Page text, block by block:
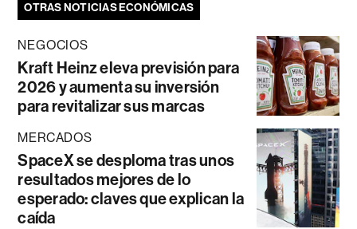
OTRAS NOTICIAS ECONÓMICAS
NEGOCIOS
Kraft Heinz eleva previsión para
2026 y aumenta su inversión
para revitalizar sus marcas
MERCADOS
SpaceX se desploma tras unos
resultados mejores de lo
esperado: claves que explican la
caída